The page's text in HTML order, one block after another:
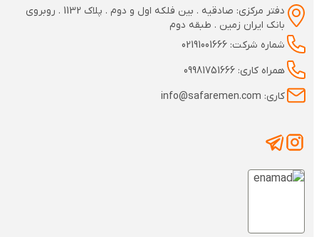
دفتر مرکزی: صادقیه . بین فلکه اول و دوم . پلاک 1132 . روبروی
بانک ایران زمین . طبقه دوم
شماره شرکت: 02191001666
همراه کاری: 09981751666
کاری: info@safaremen.com